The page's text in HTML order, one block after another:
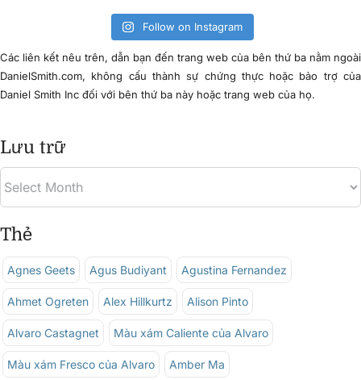
Follow on Instagram
Các liên kết nêu trên, dẫn bạn đến trang web của bên thứ ba nằm ngoài
DanielSmith.com, không cấu thành sự chứng thực hoặc bảo trợ của
Daniel Smith Inc đối với bên thứ ba này hoặc trang web của họ.
Lưu trữ
Thẻ
Agnes Geets Agus Budiyant Agustina Fernandez
Ahmet Ogreten Alex Hillkurtz Alison Pinto
Alvaro Castagnet Màu xám Caliente của Alvaro
Màu xám Fresco của Alvaro Amber Ma